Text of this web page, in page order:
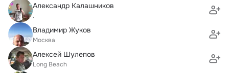
Александр Калашников
.
Владимир Жуков
Москва
Алексей Шулепов
Long Beach